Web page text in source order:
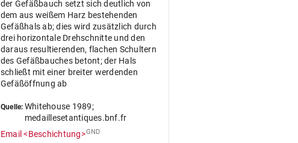
der Gefäßbauch setzt sich deutlich von
dem aus weißem Harz bestehenden
Gefäßhals ab; dies wird zusätzlich durch
drei horizontale Drehschnitte und den
daraus resultierenden, flachen Schultern
des Gefäßbauches betont; der Hals
schließt mit einer breiter werdenden
Gefäßöffnung ab
Quelle: Whitehouse 1989;
medaillesetantiques.bnf.fr
Email <Beschichtung>GND